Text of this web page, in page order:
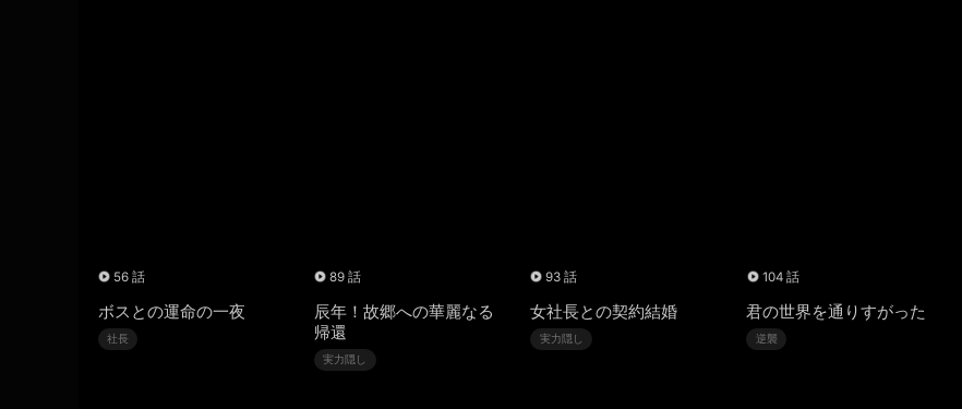
56 話
ボスとの運命の一夜
社長
89 話
辰年！故郷への華麗なる
帰還
実力隠し
93 話
女社長との契約結婚
実力隠し
104 話
君の世界を通りすがった
逆襲